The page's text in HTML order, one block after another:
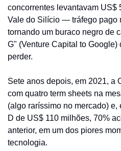
concorrentes levantavam US$
Vale do Silício — tráfego pago
tornando um buraco negro de
G" (Venture Capital to Google)
perder.
Sete anos depois, em 2021, a
com quatro term sheets na
(algo raríssimo no mercado)
D de US$ 110 milhões, 70%
anterior, em um dos piores
tecnologia.